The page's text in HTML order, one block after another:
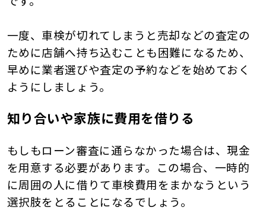
一度、車検が切れてしまうと売却などの査定の
ために店舗へ持ち込むことも困難になるため、
早めに業者選びや査定の予約などを始めておく
ようにしましょう。
知り合いや家族に費用を借りる
もしもローン審査に通らなかった場合は、現金
を用意する必要があります。この場合、一時的
に周囲の人に借りて車検費用をまかなうという
選択肢をとることになるでしょう。